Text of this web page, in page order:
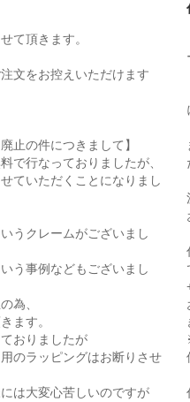
て頂きます。
文をお控えいただけます
止の件につきまして】
で行なっておりましたが、
ていただくことになりまし
うクレームがございまし
う事例などもございまし
為、
ます。
おりましたが
のラッピングはお断りさせ
は大変心苦しいのですが